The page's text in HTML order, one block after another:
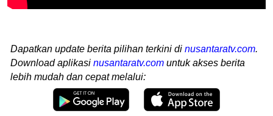
Dapatkan update berita pilihan terkini di nusantaratv.com.
Download aplikasi nusantaratv.com untuk akses berita
lebih mudah dan cepat melalui: